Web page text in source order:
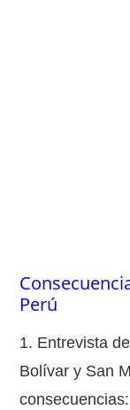
Perú
1. Entrevista
Bolívar y San